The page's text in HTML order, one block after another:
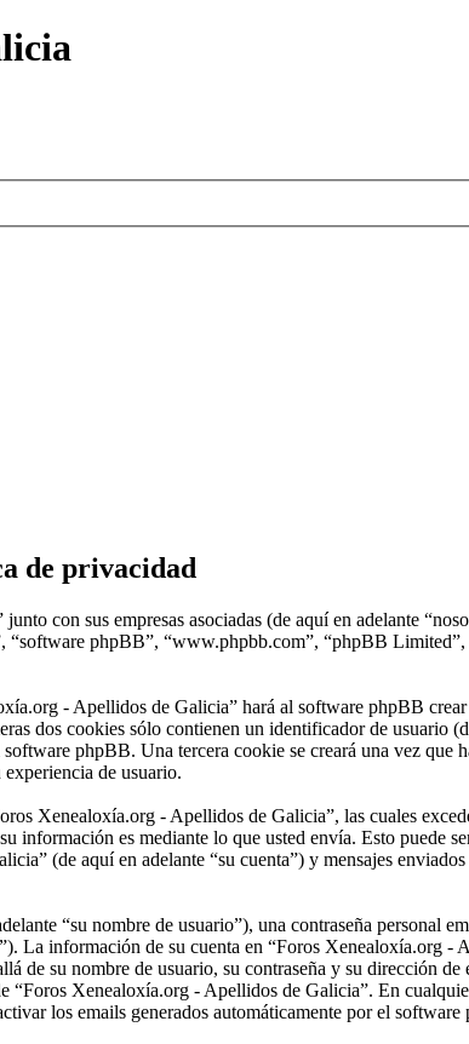
de privacidad
con sus empresas asociadas (de aquí en adelante
“software phpBB”, “www.phpbb.com”, “phpBB
- Apellidos de Galicia” hará al software phpBB
dos cookies sólo contienen un identificador de usuario
phpBB. Una tercera cookie se creará una vez
de usuario.
Xenealoxía.org - Apellidos de Galicia”, las cuales
información es mediante lo que usted envía. Esto puede
(de aquí en adelante “su cuenta”) y mensajes
“su nombre de usuario”), una contraseña personal
La información de su cuenta en “Foros Xenealoxía.org
de su nombre de usuario, su contraseña y su dirección
Xenealoxía.org - Apellidos de Galicia”. En
los emails generados automáticamente por el software